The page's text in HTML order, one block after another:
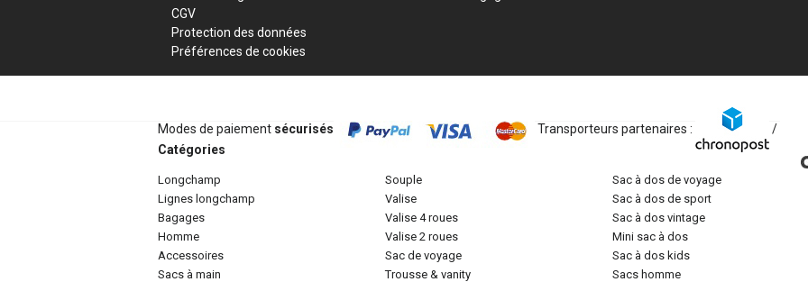
CGV
Protection des données
Préférences de cookies
Modes de paiement sécurisés Transporteurs partenaires :
/
Catégories
longchamp
lignes longchamp
bagages
homme
accessoires
sacs à main
souple
valise
valise 4 roues
valise 2 roues
sac de voyage
trousse & vanity
sac à dos de voyage
sac à dos de sport
sac à dos vintage
mini sac à dos
sac à dos kids
sacs homme